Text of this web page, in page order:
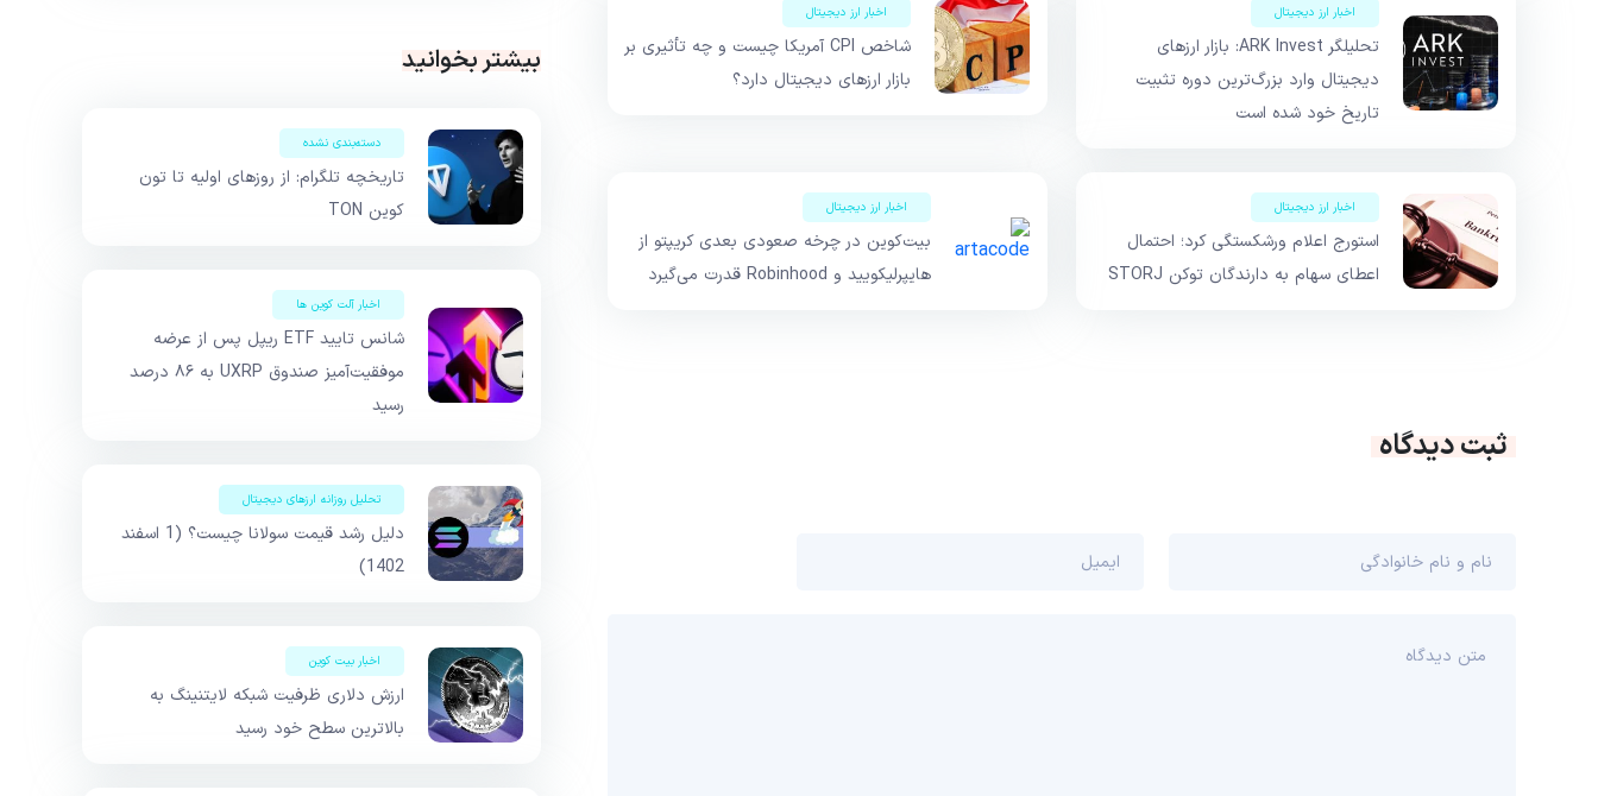
اخبار ارز دیجیتال
تحلیلگر ARK Invest: بازار ارزهای
دیجیتال وارد بزرگ‌ترین دوره تثبیت
تاریخ خود شده است
اخبار ارز دیجیتال
شاخص CPI آمریکا چیست و چه تأثیری بر
بازار ارزهای دیجیتال دارد؟
اخبار ارز دیجیتال
استورج اعلام ورشکستگی کرد؛ احتمال
اعطای سهام به دارندگان توکن STORJ
اخبار ارز دیجیتال
بیت‌کوین در چرخه صعودی بعدی کریپتو از
هایپرلیکویید و Robinhood قدرت می‌گیرد
ثبت دیدگاه
بیشتر بخوانید
دسته‌بندی نشده
تاریخچه تلگرام: از روزهای اولیه تا تون
کوین TON
اخبار آلت کوین ها
شانس تایید ETF ریپل پس از عرضه
موفقیت‌آمیز صندوق UXRP به ۸۶ درصد
رسید
تحلیل روزانه ارزهای دیجیتال
دلیل رشد قیمت سولانا چیست؟ (1 اسفند
1402)
اخبار بیت کوین
ارزش دلاری ظرفیت شبکه لایتنینگ به
بالاترین سطح خود رسید